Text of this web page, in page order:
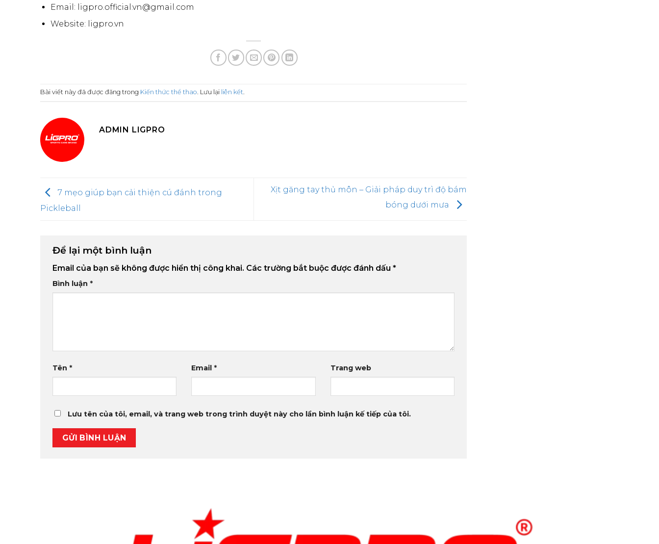
Email: ligpro.official.vn@gmail.com
Website: ligpro.vn
Bài viết này đã được đăng trong Kiến thức thể thao. Lưu lại liên kết.
ADMIN LIGPRO
7 mẹo giúp bạn cải thiện cú đánh trong
Pickleball
Xịt găng tay thủ môn – Giải pháp duy trì độ bám
bóng dưới mưa
Để lại một bình luận
Email của bạn sẽ không được hiển thị công khai. Các trường bắt buộc được đánh dấu *
Bình luận *
Tên * Email * Trang web
Lưu tên của tôi, email, và trang web trong trình duyệt này cho lần bình luận kế tiếp của tôi.